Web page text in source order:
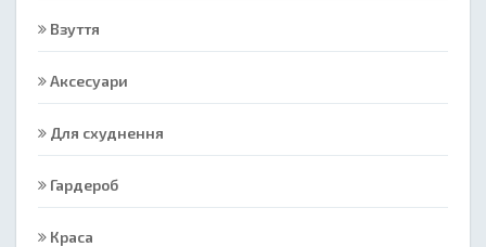
Взуття
Аксесуари
Для схуднення
Гардероб
Краса